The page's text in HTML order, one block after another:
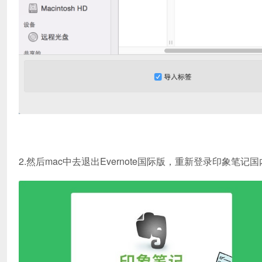
2.然后mac中去退出Evernote国际版，重新登录印象笔记国